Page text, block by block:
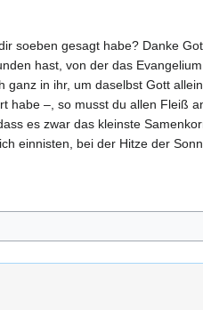
soeben gesagt habe? Danke
hast, von der das
in ihr, um daselbst Gott
–, so musst du allen Fleiß
es zwar das kleinste
einnisten, bei der Hitze der